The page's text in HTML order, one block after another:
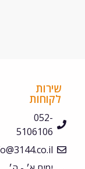
052-
5106106
info@3144.co.il